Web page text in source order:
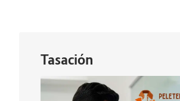
Tasación